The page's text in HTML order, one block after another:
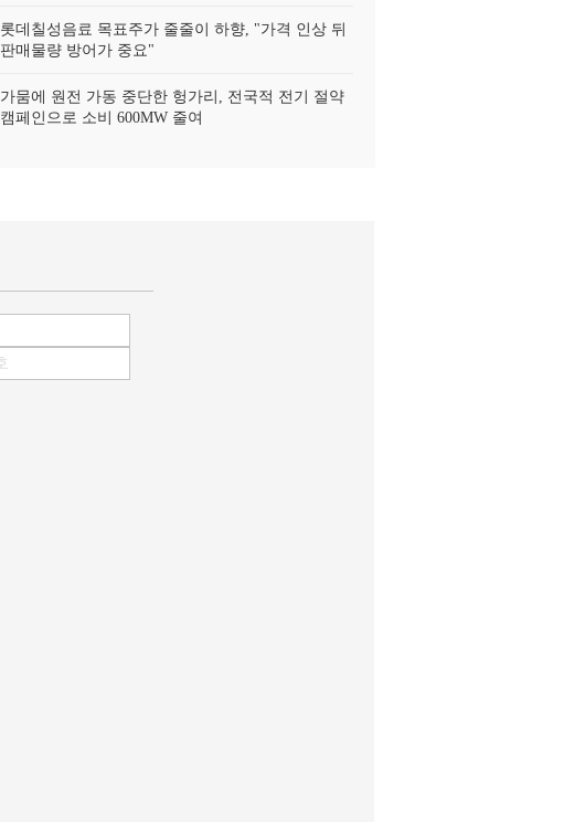
롯데칠성음료 목표주가 줄줄이 하향, "가격 인상 뒤
판매물량 방어가 중요"
가뭄에 원전 가동 중단한 헝가리, 전국적 전기 절약
캠페인으로 소비 600MW 줄여